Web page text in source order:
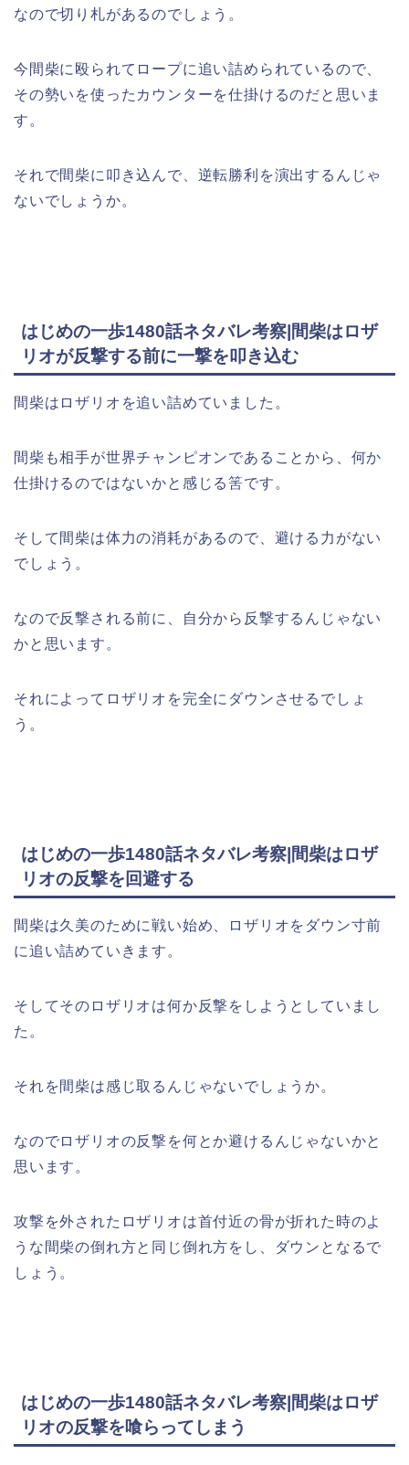
なので切り札があるのでしょう。
今間柴に殴られてロープに追い詰められているので、
その勢いを使ったカウンターを仕掛けるのだと思いま
す。
それで間柴に叩き込んで、逆転勝利を演出するんじゃ
ないでしょうか。
はじめの一歩1480話ネタバレ考察|間柴はロザ
リオが反撃する前に一撃を叩き込む
間柴はロザリオを追い詰めていました。
間柴も相手が世界チャンピオンであることから、何か
仕掛けるのではないかと感じる筈です。
そして間柴は体力の消耗があるので、避ける力がない
でしょう。
なので反撃される前に、自分から反撃するんじゃない
かと思います。
それによってロザリオを完全にダウンさせるでしょ
う。
はじめの一歩1480話ネタバレ考察|間柴はロザ
リオの反撃を回避する
間柴は久美のために戦い始め、ロザリオをダウン寸前
に追い詰めていきます。
そしてそのロザリオは何か反撃をしようとしていまし
た。
それを間柴は感じ取るんじゃないでしょうか。
なのでロザリオの反撃を何とか避けるんじゃないかと
思います。
攻撃を外されたロザリオは首付近の骨が折れた時のよ
うな間柴の倒れ方と同じ倒れ方をし、ダウンとなるで
しょう。
はじめの一歩1480話ネタバレ考察|間柴はロザ
リオの反撃を喰らってしまう